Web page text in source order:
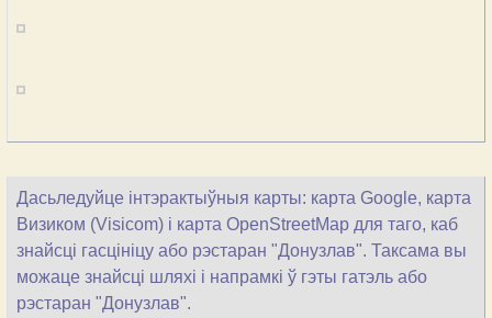
Дасьледуйце інтэрактыўныя карты: карта Google, карта
Визиком (Visicom) і карта OpenStreetMap для таго, каб
знайсці гасцініцу або рэстаран "Донузлав". Таксама вы
можаце знайсці шляхі і напрамкі ў гэты гатэль або
рэстаран "Донузлав".